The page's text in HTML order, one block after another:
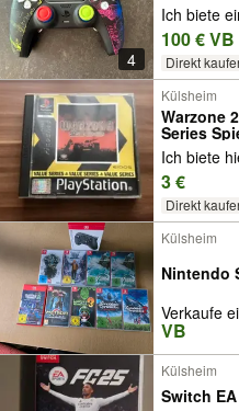
4
Ich biete
100 € VB
Direkt
Külsheim
Warzone
Series
Ich biete
3 €
Direkt
Külsheim
Nintendo
Verkaufe
VB
Külsheim
Switch